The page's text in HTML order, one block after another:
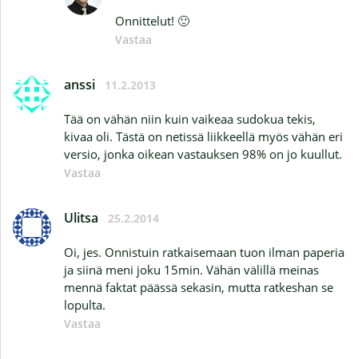
Onnittelut! 🙂
Vastaa
anssi 11.2.2013
Tää on vähän niin kuin vaikeaa sudokua tekis,
kivaa oli. Tästä on netissä liikkeellä myös vähän eri
versio, jonka oikean vastauksen 98% on jo kuullut.
Vastaa
Ulitsa 25.2.2014
Oi, jes. Onnistuin ratkaisemaan tuon ilman paperia
ja siinä meni joku 15min. Vähän välillä meinas
mennä faktat päässä sekasin, mutta ratkeshan se
lopulta.
Vastaa